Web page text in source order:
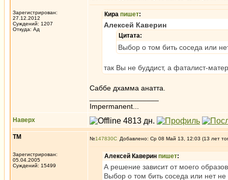
Зарегистрирован:
27.12.2012
Суждений: 1207
Откуда: Ад
Кира пишет:
Алексей Каверин
Цитата:
Выбор о том бить соседа или
так Вы не буддист, а фаталист-
Саббе дхамма анатта.
Impermanent...
Наверх
ТМ
Зарегистрирован:
05.04.2005
Суждений: 15499
№147830 Добавлено: Ср 08 Май 13, 12:03 (13 лет
Алексей Каверин пишет:
А решение зависит от моего
Выбор о том бить соседа или нет